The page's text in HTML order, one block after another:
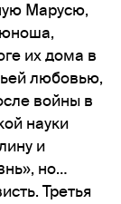
Марусю,
юноша,
их дома в
любовью,
войны в
науки
и
но…
Третья